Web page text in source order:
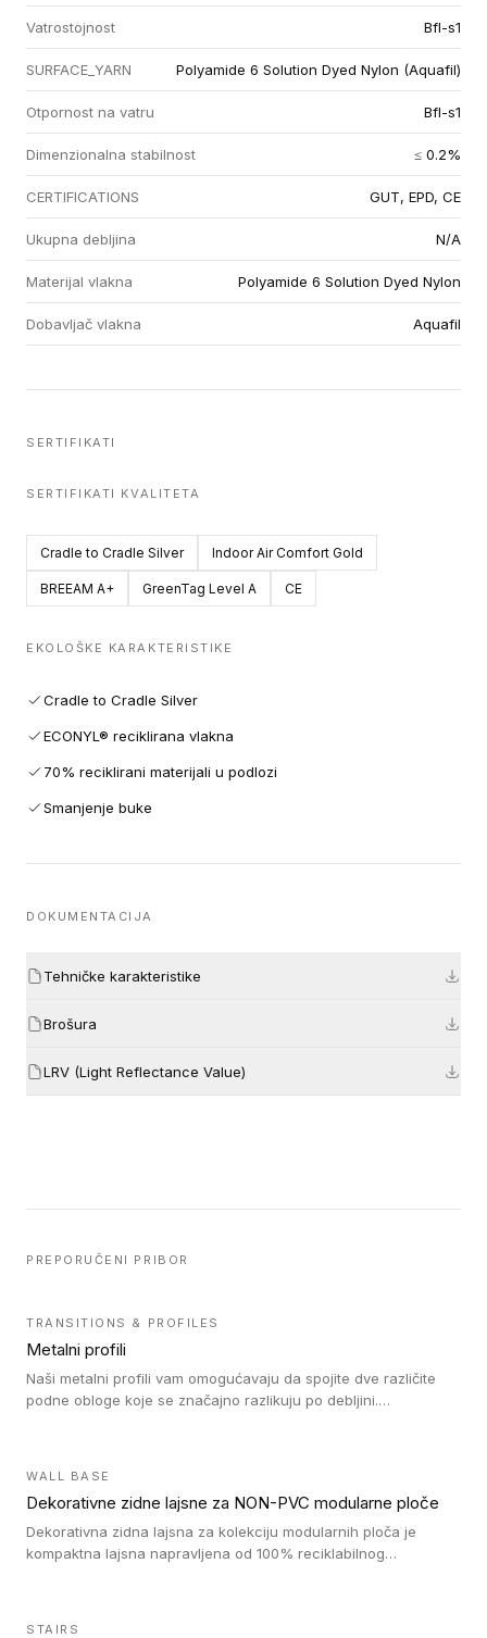
Vatrostojnost Bfl-s1
SURFACE_YARN Polyamide 6 Solution Dyed Nylon (Aquafil)
Otpornost na vatru Bfl-s1
Dimenzionalna stabilnost ≤ 0.2%
CERTIFICATIONS GUT, EPD, CE
Ukupna debljina N/A
Materijal vlakna Polyamide 6 Solution Dyed Nylon
Dobavljač vlakna Aquafil
SERTIFIKATI
SERTIFIKATI KVALITETA
Cradle to Cradle Silver Indoor Air Comfort Gold
BREEAM A+ GreenTag Level A CE
EKOLOŠKE KARAKTERISTIKE
Cradle to Cradle Silver
ECONYL® reciklirana vlakna
70% reciklirani materijali u podlozi
Smanjenje buke
DOKUMENTACIJA
Tehničke karakteristike
Brošura
LRV (Light Reflectance Value)
PREPORUČENI PRIBOR
TRANSITIONS & PROFILES
Metalni profili
Naši metalni profili vam omogućavaju da spojite dve različite
podne obloge koje se značajno razlikuju po debljini.
WALL BASE
Dekorativne zidne lajsne za NON-PVC modularne ploče
Dekorativna zidna lajsna za kolekciju modularnih ploča je
kompaktna lajsna napravljena od 100% reciklabilnog
STAIRS